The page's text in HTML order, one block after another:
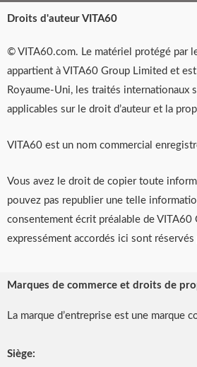
Droits d'auteur VITA60
© VITA60.com. Le matériel protégé par
appartient à VITA60 Group Limited et
Royaume-Uni, les traités internationaux
applicables sur le droit d’auteur et la
VITA60 est un nom commercial
Vous avez le droit de copier toute
pouvez pas republier une telle
consentement écrit préalable de
expressément accordés ici sont
Marques de commerce et droits de
La marque d’entreprise est une
Siège: